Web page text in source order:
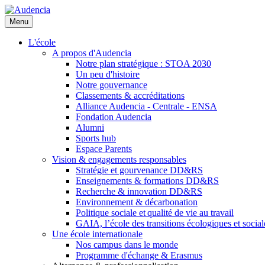
Aller
au
contenu
principal
Menu
L'école
A propos d'Audencia
Notre plan stratégique : STOA 2030
Un peu d'histoire
Notre gouvernance
Classements & accréditations
Alliance Audencia - Centrale - ENSA
Fondation Audencia
Alumni
Sports hub
Espace Parents
Vision & engagements responsables
Stratégie et gourvenance DD&RS
Enseignements & formations DD&RS
Recherche & innovation DD&RS
Environnement & décarbonation
Politique sociale et qualité de vie au travail
GAIA, l’école des transitions écologiques et
Une école internationale
Nos campus dans le monde
Programme d'échange & Erasmus